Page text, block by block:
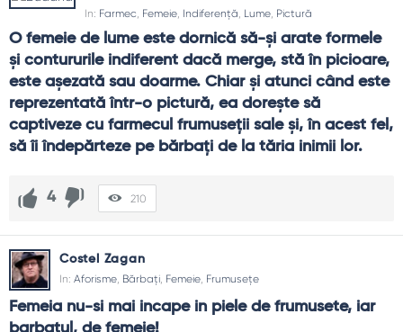
In: Farmec Femeie Indiferență Lume Pictură
O femeie de lume este dornică să-şi arate formele
şi contururile indiferent dacă merge, stă în picioare,
este aşezată sau doarme. Chiar şi atunci când este
reprezentată într-o pictură, ea doreşte să
captiveze cu farmecul frumuseţii sale şi, în acest fel,
să îi îndepărteze pe bărbaţi de la tăria inimii lor.
4 210
Costel Zagan
In: Aforisme Bărbați Femeie Frumusețe
Femeia nu-si mai incape in piele de frumusete, iar
barbatul, de femeie!